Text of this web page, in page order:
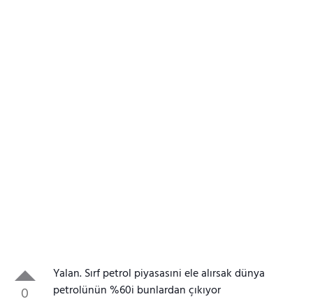
0
Yalan. Sırf petrol piyasasıni ele alırsak dünya
petrolünün %60i bunlardan çıkıyor